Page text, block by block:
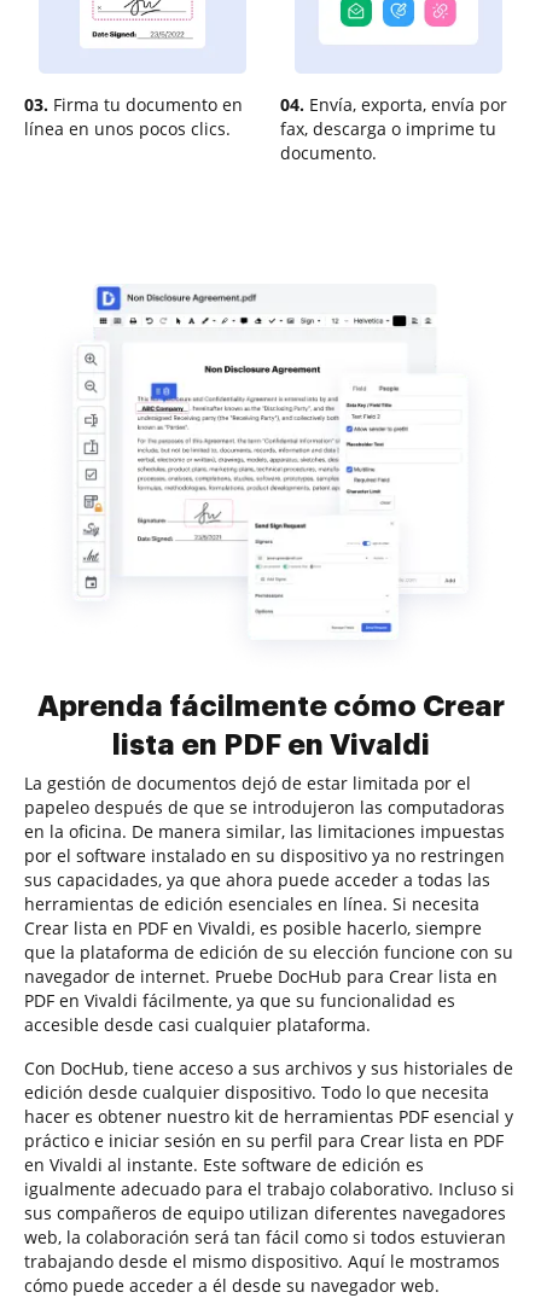
03. Firma tu documento en
línea en unos pocos clics.
04. Envía, exporta, envía por
fax, descarga o imprime tu
documento.
Aprenda fácilmente cómo Crear
lista en PDF en Vivaldi
La gestión de documentos dejó de estar limitada por el
papeleo después de que se introdujeron las computadoras
en la oficina. De manera similar, las limitaciones impuestas
por el software instalado en su dispositivo ya no restringen
sus capacidades, ya que ahora puede acceder a todas las
herramientas de edición esenciales en línea. Si necesita
Crear lista en PDF en Vivaldi, es posible hacerlo, siempre
que la plataforma de edición de su elección funcione con su
navegador de internet. Pruebe DocHub para Crear lista en
PDF en Vivaldi fácilmente, ya que su funcionalidad es
accesible desde casi cualquier plataforma.
Con DocHub, tiene acceso a sus archivos y sus historiales de
edición desde cualquier dispositivo. Todo lo que necesita
hacer es obtener nuestro kit de herramientas PDF esencial y
práctico e iniciar sesión en su perfil para Crear lista en PDF
en Vivaldi al instante. Este software de edición es
igualmente adecuado para el trabajo colaborativo. Incluso si
sus compañeros de equipo utilizan diferentes navegadores
web, la colaboración será tan fácil como si todos estuvieran
trabajando desde el mismo dispositivo. Aquí le mostramos
cómo puede acceder a él desde su navegador web.